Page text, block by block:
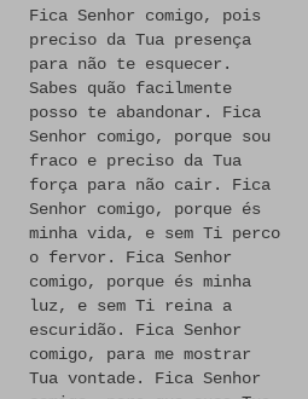
Fica Senhor comigo, pois
preciso da Tua presença
para não te esquecer.
Sabes quão facilmente
posso te abandonar. Fica
Senhor comigo, porque sou
fraco e preciso da Tua
força para não cair. Fica
Senhor comigo, porque és
minha vida, e sem Ti perco
o fervor. Fica Senhor
comigo, porque és minha
luz, e sem Ti reina a
escuridão. Fica Senhor
comigo, para me mostrar
Tua vontade. Fica Senhor